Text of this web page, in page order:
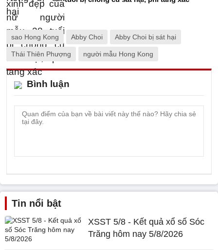
sao Hong Kong Abby Choi Abby Choi bị sát hại
Thái Thiên Phượng người mẫu Hong Kong
Bình luận
Tin nổi bật
XSST 5/8 - Kết quả xổ số Sóc
Trăng hôm nay 5/8/2026